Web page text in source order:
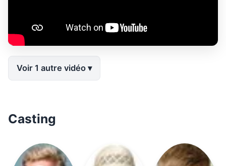
Voir 1 autre vidéo
Casting